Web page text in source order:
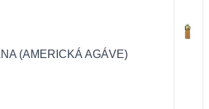
(AMERICKÁ AGÁVE)